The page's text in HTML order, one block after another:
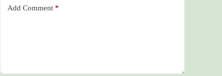
Add Comment *